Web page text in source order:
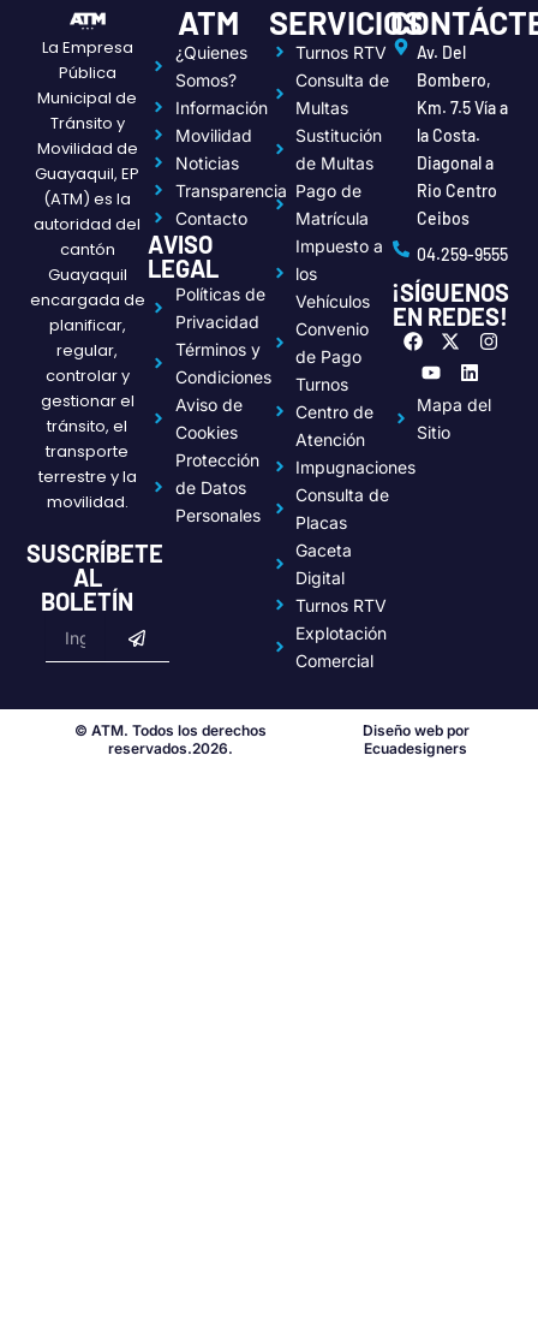
La Empresa
Pública
Municipal de
Tránsito y
Movilidad de
Guayaquil, EP
(ATM) es la
autoridad del
cantón
Guayaquil
encargada de
planificar,
regular,
controlar y
gestionar el
tránsito, el
transporte
terrestre y la
movilidad.
SUSCRÍBETE
AL
BOLETÍN
ATM
¿Quienes
Somos?
Información
Movilidad
Noticias
Transparencia
Contacto
AVISO
LEGAL
Políticas de
Privacidad
Términos y
Condiciones
Aviso de
Cookies
Protección
de Datos
Personales
SERVICIOS
Turnos RTV
Consulta de
Multas
Sustitución
de Multas
Pago de
Matrícula
Impuesto a
los
Vehículos
Convenio
de Pago
Turnos
Centro de
Atención
Impugnaciones
Consulta de
Placas
Gaceta
Digital
Turnos RTV
Explotación
Comercial
Av. Del
Bombero,
Km. 7.5 Vía a
la Costa.
Diagonal a
Rio Centro
Ceibos
04.259-9555
¡SÍGUENOS
EN REDES!
F
a
c
e
b
o
k
X
-
i
t
I
n
t
a
Y
u
t
u
b
n
k
e
Mapa del
Sitio
© ATM. Todos los derechos
reservados.2026.
Diseño web por
Ecuadesigners